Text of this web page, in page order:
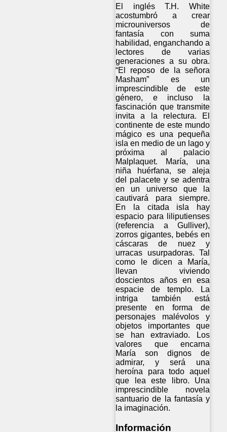
El inglés T.H. White
acostumbró a crear
microuniversos de
fantasía con suma
habilidad, enganchando a
lectores de varias
generaciones a su obra.
“El reposo de la señora
Masham” es un
imprescindible de este
género, e incluso la
fascinación que transmite
invita a la relectura. El
continente de este mundo
mágico es una pequeña
isla en medio de un lago y
próxima al palacio
Malplaquet. María, una
niña huérfana, se aleja
del palacete y se adentra
en un universo que la
cautivará para siempre.
En la citada isla hay
espacio para liliputienses
(referencia a Gulliver),
zorros gigantes, bebés en
cáscaras de nuez y
urracas usurpadoras. Tal
como le dicen a María,
llevan viviendo
doscientos años en esa
espacie de templo. La
intriga también está
presente en forma de
personajes malévolos y
objetos importantes que
se han extraviado. Los
valores que encarna
María son dignos de
admirar, y será una
heroína para todo aquel
que lea este libro. Una
imprescindible novela
santuario de la fantasía y
la imaginación.
Información